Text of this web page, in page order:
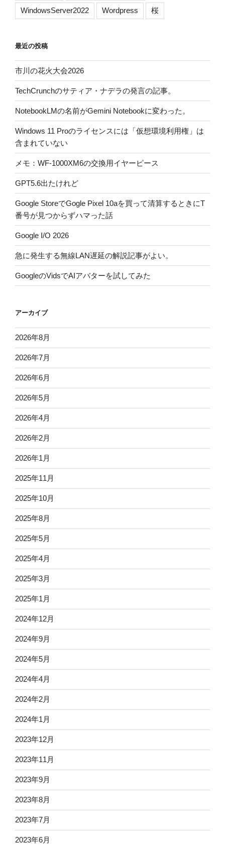
WindowsServer2022 Wordpress 桜
最近の投稿
市川の花火大会2026
TechCrunchのサティア・ナデラの発言の記事。
NotebookLMの名前がGemini Notebookに変わった。
Windows 11 Proのライセンスには「仮想環境利用権」は
含まれていない
メモ：WF-1000XM6の交換用イヤーピース
GPT5.6出たけれど
Google StoreでGogle Pixel 10aを買って清算するときにT
番号が見つからずハマった話
Google I/O 2026
急に発生する無線LAN遅延の解説記事がよい。
GoogleのVidsでAIアバターを試してみた
アーカイブ
2026年8月
2026年7月
2026年6月
2026年5月
2026年4月
2026年2月
2026年1月
2025年11月
2025年10月
2025年8月
2025年5月
2025年4月
2025年3月
2025年1月
2024年12月
2024年9月
2024年5月
2024年4月
2024年2月
2024年1月
2023年12月
2023年11月
2023年9月
2023年8月
2023年7月
2023年6月